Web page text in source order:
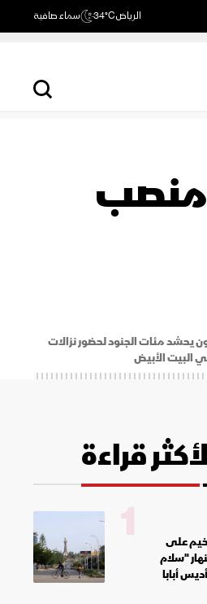
الرياض34°C سماء صافية
منصب
يحشد مئات الجنود لحضور نزالات
قراءة
على
"سلام
أبابا
1